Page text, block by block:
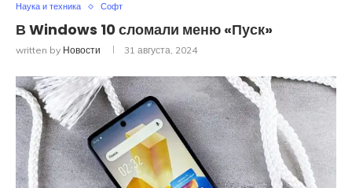
Наука и техника Софт
В Windows 10 сломали меню «Пуск»
written by Новости 31 августа, 2024